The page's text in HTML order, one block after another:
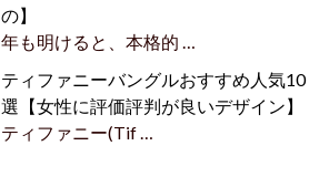
の】
年も明けると、本格的 …
ティファニーバングルおすすめ人気10
選【女性に評価評判が良いデザイン】
ティファニー(Tif …